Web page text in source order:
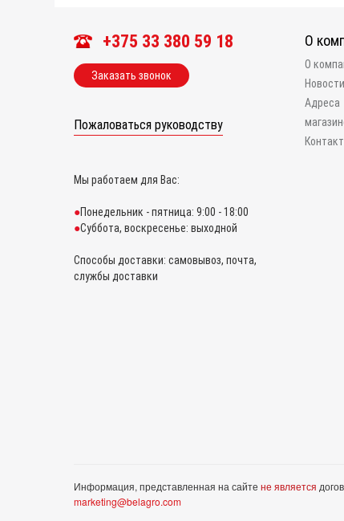
+375 33 380 59 18
Заказать звонок
Пожаловаться руководству
Мы работаем для Вас:
Понедельник - пятница: 9:00 - 18:00
Суббота, воскресенье: выходной
Способы доставки: самовывоз, почта,
службы доставки
О
О
Новости
Адреса
Информация, представленная на сайте не является
marketing@belagro.com